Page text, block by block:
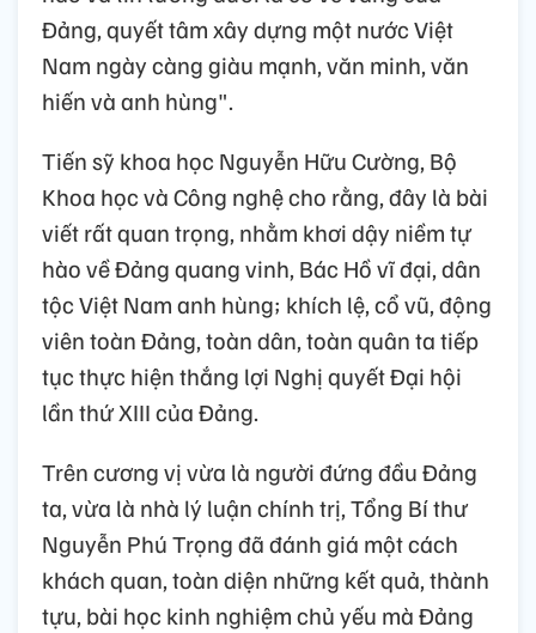
Đảng, quyết tâm xây dựng một nước Việt
Nam ngày càng giàu mạnh, văn minh, văn
hiến và anh hùng".
Tiến sỹ khoa học Nguyễn Hữu Cường, Bộ
Khoa học và Công nghệ cho rằng, đây là bài
viết rất quan trọng, nhằm khơi dậy niềm tự
hào về Đảng quang vinh, Bác Hồ vĩ đại, dân
tộc Việt Nam anh hùng; khích lệ, cổ vũ, động
viên toàn Đảng, toàn dân, toàn quân ta tiếp
tục thực hiện thắng lợi Nghị quyết Đại hội
lần thứ XIII của Đảng.
Trên cương vị vừa là người đứng đầu Đảng
ta, vừa là nhà lý luận chính trị, Tổng Bí thư
Nguyễn Phú Trọng đã đánh giá một cách
khách quan, toàn diện những kết quả, thành
tựu, bài học kinh nghiệm chủ yếu mà Đảng